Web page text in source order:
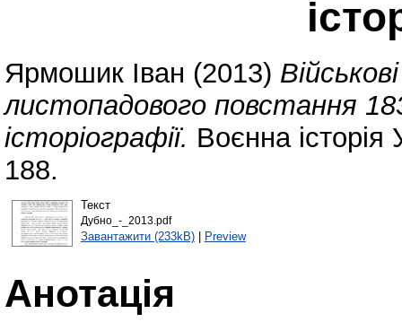
Ярмошик Іван (2013)
листопадового повстання
історіографії. Воєнна
188.
Текст
Дубно_-_2013.pdf
Завантажити (233kB)| Preview
Анотація